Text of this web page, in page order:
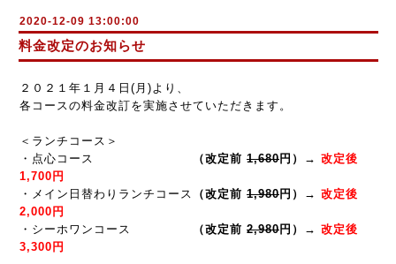
2020-12-09 13:00:00
料金改定のお知らせ
２０２１年１月４日(月)より、
各コースの料金改訂を実施させていただきます。
＜ランチコース＞
・点心コース
（改定前 1,680円）→ 改定後
1,700円
・メイン日替わりランチコース
（改定前 1,980円）→ 改定後
2,000円
・シーホワンコース
（改定前 2,980円）→ 改定後
3,300円